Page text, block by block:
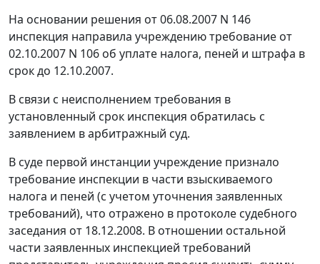
На основании решения от 06.08.2007 N 146
инспекция направила учреждению требование от
02.10.2007 N 106 об уплате налога, пеней и штрафа в
срок до 12.10.2007.
В связи с неисполнением требования в
установленный срок инспекция обратилась с
заявлением в арбитражный суд.
В суде первой инстанции учреждение признало
требование инспекции в части взыскиваемого
налога и пеней (с учетом уточнения заявленных
требований), что отражено в протоколе судебного
заседания от 18.12.2008. В отношении остальной
части заявленных инспекцией требований